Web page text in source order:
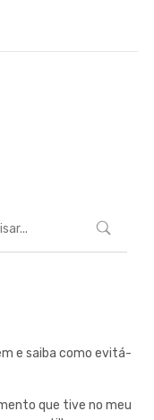
e saiba como evitá-
que tive no meu